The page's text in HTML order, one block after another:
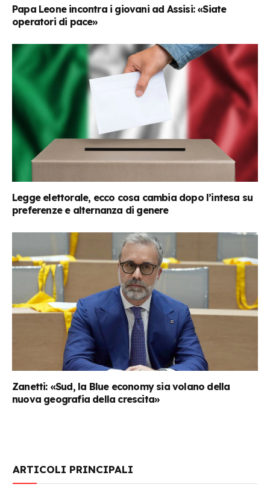
Papa Leone incontra i giovani ad Assisi: «Siate
operatori di pace»
Legge elettorale, ecco cosa cambia dopo l’intesa su
preferenze e alternanza di genere
Zanetti: «Sud, la Blue economy sia volano della
nuova geografia della crescita»
ARTICOLI PRINCIPALI